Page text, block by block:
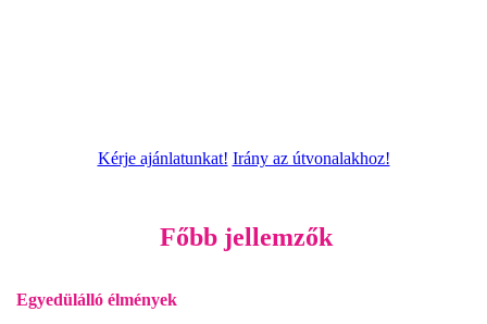
Kérje ajánlatunkat! Irány az útvonalakhoz!
Főbb jellemzők
Egyedülálló élmények